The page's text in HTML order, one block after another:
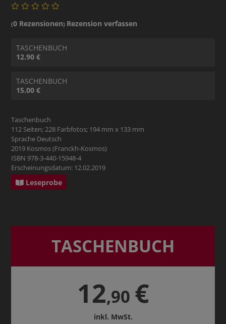
(0 Rezensionen) Rezension verfassen
TASCHENBUCH
12.90 €
TASCHENBUCH
15.00 €
Taschenbuch
112 Seiten; 228 Farbfotos; 194 mm x 133 mm
Sprache Deutsch
2019 Kosmos (Franckh-Kosmos)
ISBN 978-3-440-15948-4
Erscheinungsdatum: 12.02.2019
Leseprobe
TASCHENBUCH
12,90 €
inkl. MwSt.